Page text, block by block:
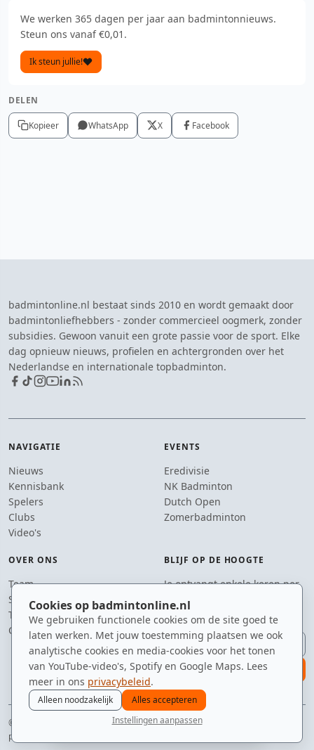
Cookies op badmintonline.nl
We gebruiken functionele cookies om de site goed te
laten werken. Met jouw toestemming plaatsen we ook
analytische cookies en media-cookies voor het tonen
van YouTube-video's, Spotify en Google Maps. Lees
meer in ons privacybeleid.
Alleen noodzakelijk
Alles accepteren
Instellingen aanpassen
We werken 365 dagen per jaar aan badmintonnieuws.
Steun ons vanaf €0,01.
Ik steun jullie!
DELEN
Kopieer WhatsApp X Facebook
badmintonline.nl bestaat sinds 2010 en wordt gemaakt door
badmintonliefhebbers - zonder commercieel oogmerk, zonder
subsidies. Gewoon vanuit een grote passie voor de sport. Elke
dag opnieuw nieuws, profielen en achtergronden over het
Nederlandse en internationale topbadminton.
NAVIGATIE
Nieuws
Kennisbank
Spelers
Clubs
Video's
EVENTS
Eredivisie
NK Badminton
Dutch Open
Zomerbadminton
OVER ONS
Team
Supporters
Tip de redactie
Contact
BLIJF OP DE HOOGTE
Je ontvangt enkele keren per
jaar een e-mail met het
laatste badmintonnieuws.
E-mailadres
aanmelden
© 2010–2026 badmintonline.nl · hart voor de sport, oog voor de shuttle
privacy
spelers ranglijst zomer